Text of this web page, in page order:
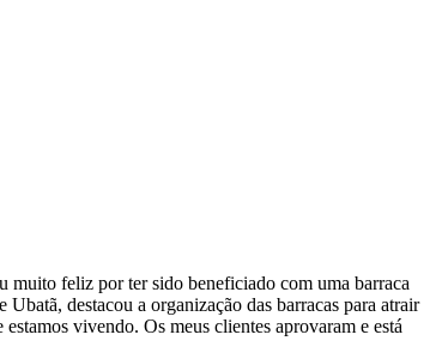
muito feliz por ter sido beneficiado com uma barraca
destacou a organização das barracas para atrair
vivendo. Os meus clientes aprovaram e está